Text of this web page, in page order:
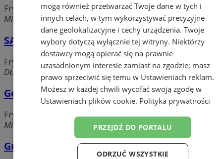
Fryzjerzy, salony fryzjerskie
Mikołowska, 43-180 Orzesze
SALON FRYZJERSKI GRAŻYNA PENKAŁA
Fryzjerzy, salony fryzjerskie
DŁUGOSZA 40, 43-180 Orzesze
Good Mood Beauty Loft
Fryzjerzy, salony fryzjerskie
Mikołowska, 43-180 Orzesze
Grzegorczyk Bożena Salon Fryzjerski
mogą również przetwarzać Twoje dane w tych i
innych celach, w tym wykorzystywać precyzyjne
dane geolokalizacyjne i cechy urządzenia. Twoje
wybory dotyczą wyłącznie tej witryny. Niektórzy
dostawcy mogą opierać się na prawnie
uzasadnionym interesie zamiast na zgodzie; masz
prawo sprzeciwić się temu w Ustawieniach reklam.
Możesz w każdej chwili wycofać swoją zgodę w
Ustawieniach plików cookie. Polityka prywatności
PRZEJDŹ DO PORTALU
ODRZUĆ WSZYSTKIE